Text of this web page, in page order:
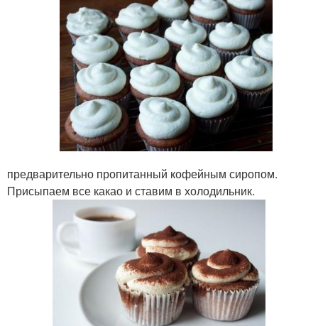
предварительно пропитанный кофейным сиропом.
Присыпаем все какао и ставим в холодильник.